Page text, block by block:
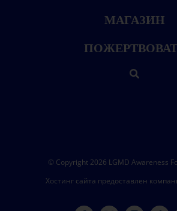
МАГАЗИН
© Copyright 2026 LGMD Awareness
Хостинг сайта предоставлен